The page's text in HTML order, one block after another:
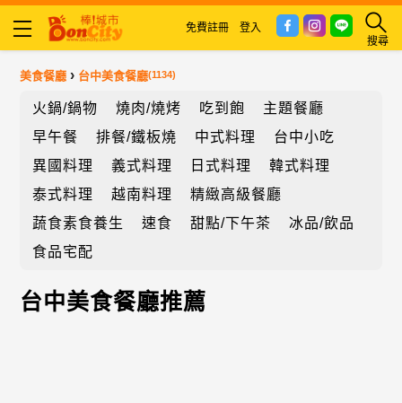
搜尋
免費註冊 登入
美食餐廳 › 台中美食餐廳(1134)
火鍋/鍋物 燒肉/燒烤 吃到飽
主題餐廳
早午餐
排餐/鐵板燒 中式料理
台中小吃
異國料理
義式料理 日式料理
韓式料理
泰式料理
越南料理
精緻高級餐廳
蔬食素食養生
速食 甜點/下午茶
冰品/飲品
食品宅配
台中美食餐廳推薦